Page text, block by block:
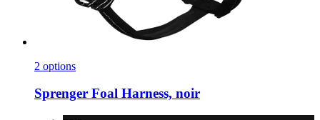
2 options
Sprenger Foal Harness, noir